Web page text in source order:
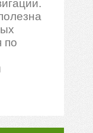
по